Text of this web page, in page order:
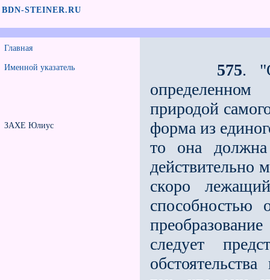
BDN-STEINER.RU
Главная
Именной указатель
ЗАХЕ Юлиус
575.
природой
форма из
то она
действительно
скоро
способностью
следует